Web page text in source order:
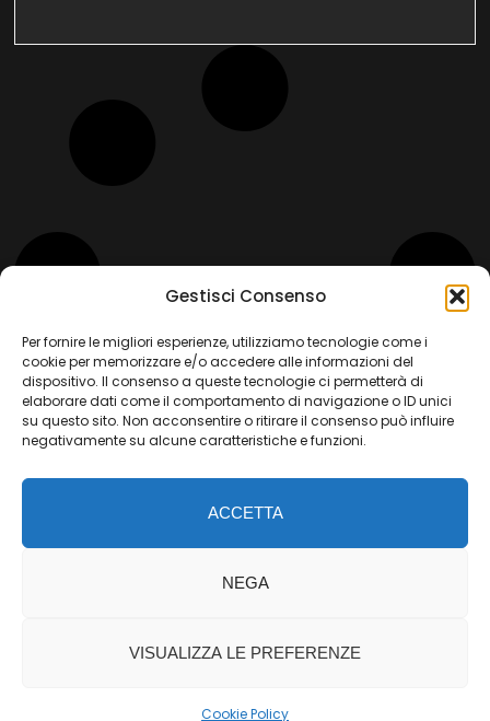
Gestisci Consenso
Per fornire le migliori esperienze, utilizziamo tecnologie come i
cookie per memorizzare e/o accedere alle informazioni del
dispositivo. Il consenso a queste tecnologie ci permetterà di
elaborare dati come il comportamento di navigazione o ID unici
su questo sito. Non acconsentire o ritirare il consenso può influire
negativamente su alcune caratteristiche e funzioni.
ACCETTA
NEGA
VISUALIZZA LE PREFERENZE
Cookie Policy